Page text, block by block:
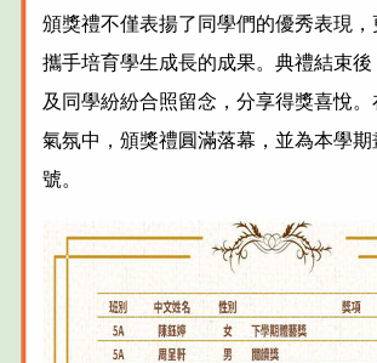
頒獎禮不僅表揚了同學們的優秀表現
攜手培育學生成長的成果。典禮結束
及同學紛紛合照留念，分享得獎喜悅
氣氛中，頒獎禮圓滿落幕，並為本學
號。